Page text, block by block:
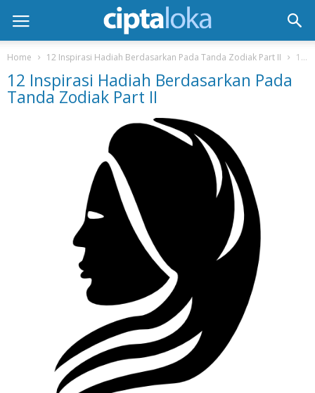
Home 12 Inspirasi Hadiah Berdasarkan Pada Tanda Zodiak Part II 12 Inspirasi Hadiah Berdasarkan Pada Tanda Zodiak Part II
12 Inspirasi Hadiah Berdasarkan Pada
Tanda Zodiak Part II